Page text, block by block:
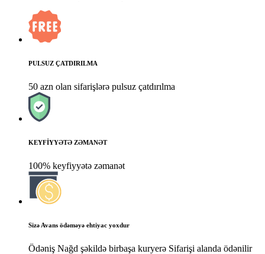
PULSUZ ÇATDIRILMA
50 azn olan sifarişlərə pulsuz çatdırılma
KEYFİYYƏTƏ ZƏMANƏT
100% keyfiyyətə zəmanət
Sizə Avans ödəməyə ehtiyac yoxdur
Ödəniş Nağd şəkildə birbaşa kuryerə Sifarişi alanda ödənilir